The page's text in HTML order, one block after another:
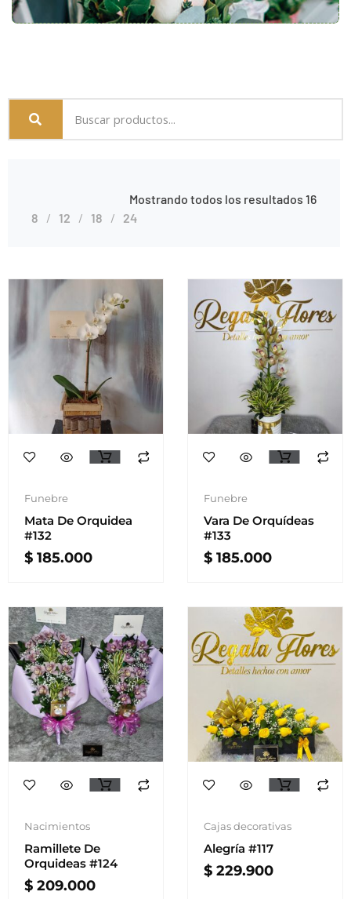
Mostrando todos los resultados 16
8
12 18 24
Funebre
Mata De Orquidea
#132
$ 185.000
Funebre
Vara De Orquídeas
#133
$ 185.000
Nacimientos
Ramillete De
Orquideas #124
$ 209.000
Cajas decorativas
Alegría #117
$ 229.900